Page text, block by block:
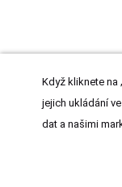
Když kliknete na
jejich ukládání
dat a našimi